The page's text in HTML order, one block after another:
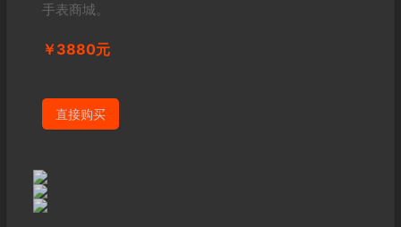
手表商城。
￥3880元
直接购买